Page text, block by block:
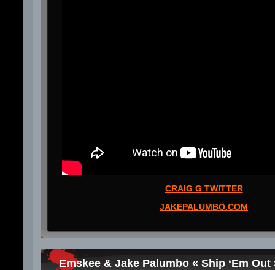
CRAIG G TWITTER
JAKEPALUMBO.COM
Emskee & Jake Palumbo « Ship ‘Em Out